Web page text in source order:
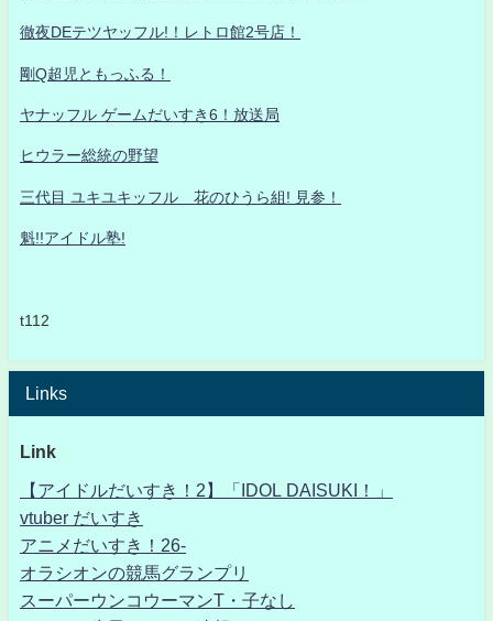
徹夜DEテツヤッフル!！レトロ館2号店！
剛Q超児ともっふる！
ヤナッフル ゲームだいすき6！放送局
ヒウラー総統の野望
三代目 ユキユキッフル 花のひうら組! 見参！
魁!!アイドル塾!
t112
Links
Link
【アイドルだいすき！2】「IDOL DAISUKI！」
vtuber だいすき
アニメだいすき！26-
オラシオンの競馬グランプリ
スーパーウンコウーマンT・子なし